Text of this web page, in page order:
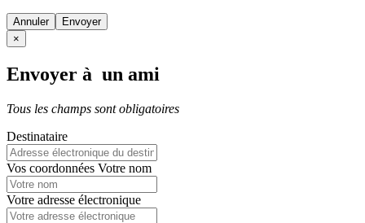
Annuler
×
Envoyer à un ami
Tous les champs sont obligatoires
Destinataire
Vos coordonnées Votre nom
Votre adresse électronique